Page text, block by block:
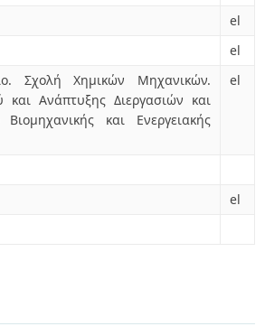
el
el
Σχολή Χημικών Μηχανικών.
Ανάπτυξης Διεργασιών και
και Ενεργειακής
el
el